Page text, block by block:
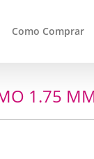
Como Comprar
1.75